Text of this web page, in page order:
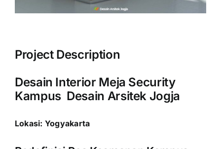
Project Description
Desain Interior Meja Security
Kampus Desain Arsitek Jogja
Lokasi: Yogyakarta